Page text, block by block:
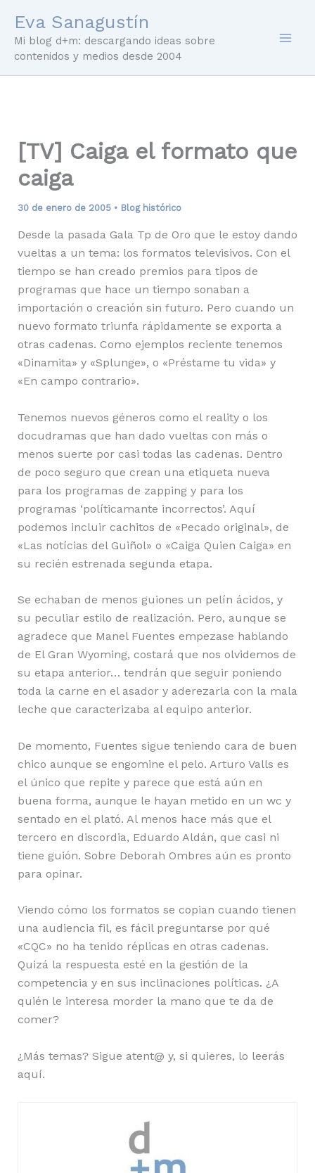
contenido
Eva Sanagustín
Mi blog d+m: descargando ideas sobre
contenidos y medios desde 2004
[TV] Caiga el formato que
caiga
30 de enero de 2005 • Blog histórico
Desde la pasada Gala Tp de Oro que le estoy dando
vueltas a un tema: los formatos televisivos. Con el
tiempo se han creado premios para tipos de
programas que hace un tiempo sonaban a
importación o creación sin futuro. Pero cuando un
nuevo formato triunfa rápidamente se exporta a
otras cadenas. Como ejemplos reciente tenemos
«Dinamita» y «Splunge», o «Préstame tu vida» y
«En campo contrario».
Tenemos nuevos géneros como el reality o los
docudramas que han dado vueltas con más o
menos suerte por casi todas las cadenas. Dentro
de poco seguro que crean una etiqueta nueva
para los programas de zapping y para los
programas ‘políticamante incorrectos’. Aquí
podemos incluir cachitos de «Pecado original», de
«Las notícias del Guiñol» o «Caiga Quien Caiga» en
su recién estrenada segunda etapa.
Se echaban de menos guiones un pelín ácidos, y
su peculiar estilo de realización. Pero, aunque se
agradece que Manel Fuentes empezase hablando
de El Gran Wyoming, costará que nos olvidemos de
su etapa anterior… tendrán que seguir poniendo
toda la carne en el asador y aderezarla con la mala
leche que caracterizaba al equipo anterior.
De momento, Fuentes sigue teniendo cara de buen
chico aunque se engomine el pelo. Arturo Valls es
el único que repite y parece que está aún en
buena forma, aunque le hayan metido en un wc y
sentado en el plató. Al menos hace más que el
tercero en discordia, Eduardo Aldán, que casi ni
tiene guión. Sobre Deborah Ombres aún es pronto
para opinar.
Viendo cómo los formatos se copian cuando tienen
una audiencia fil, es fácil preguntarse por qué
«CQC» no ha tenido réplicas en otras cadenas.
Quizá la respuesta esté en la gestión de la
competencia y en sus inclinaciones políticas. ¿A
quién le interesa morder la mano que te da de
comer?
¿Más temas? Sigue atent@ y, si quieres, lo leerás
aquí.